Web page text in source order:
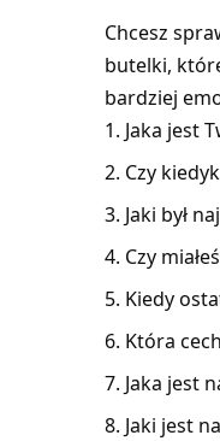
Chcesz
butelki,
bardziej
Jaka jest
Czy
Jaki był
Czy
Kiedy
Która
Jaka jest
Jaki jest